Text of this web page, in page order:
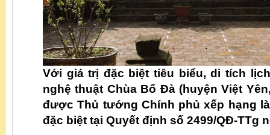
Với giá trị đặc biệt tiêu biểu, di tích
nghệ thuật Chùa Bổ Đà (huyện Việt
được Thủ tướng Chính phủ xếp hạng
đặc biệt tại Quyết định số 2499/QĐ-TTg